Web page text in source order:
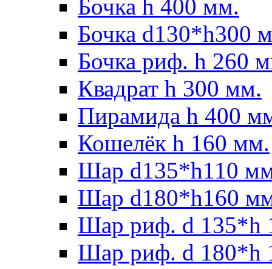
Бочка h 400 мм.
Бочка d130*h300
Бочка риф. h 260
Квадрат h 300 мм.
Пирамида h 400
Кошелёк h 160 мм.
Шар d135*h110
Шар d180*h160
Шар риф. d 135*h
Шар риф. d 180*h